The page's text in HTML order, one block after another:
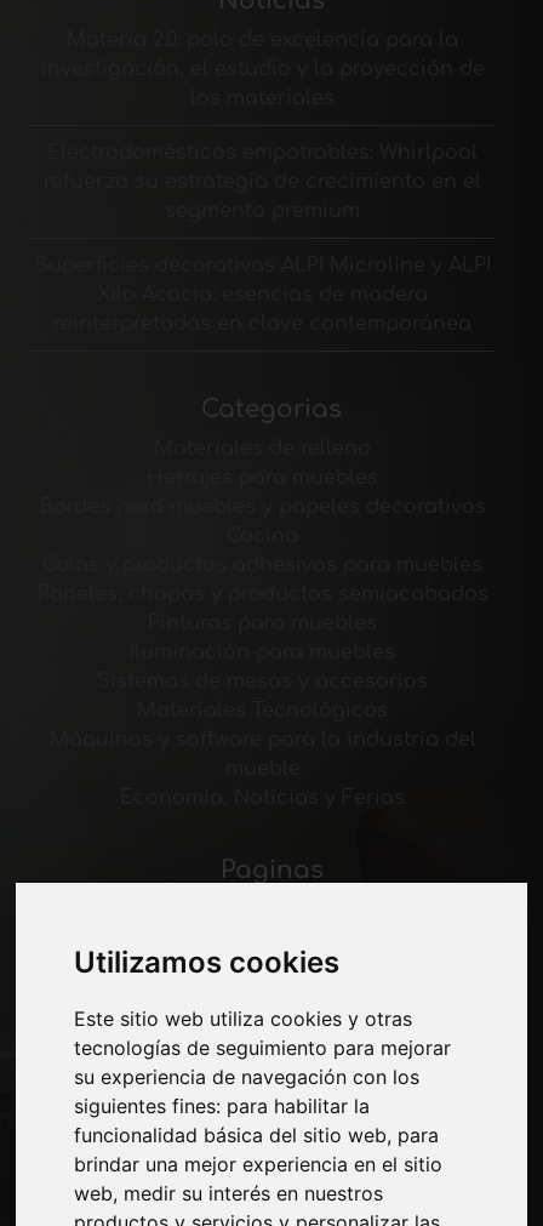
Utilizamos cookies
Este sitio web utiliza cookies y otras
tecnologías de seguimiento para mejorar
su experiencia de navegación con los
siguientes fines: para habilitar la
funcionalidad básica del sitio web, para
brindar una mejor experiencia en el sitio
web, medir su interés en nuestros
Categorias
Economía, Noticias y Ferias
Paginas
Contactos
Journal
Presentarte
Privacidad
Mapa del sitio
Manténgase al día